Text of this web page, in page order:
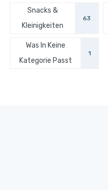
Snacks &
Kleinigkeiten
63
Was In Keine
Kategorie Passt
1